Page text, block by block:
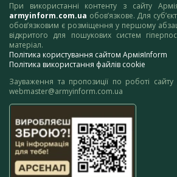
При використанні контенту з сайту
armyinform.com.ua обов’язкове. Для
обов’язковим є розміщення у першому
відкритого для пошукових систем
матеріал.
Політика користування сайтом АрміяInform
Політика використання файлів cookie
Зауваження та пропозиції по роботі
webmaster@armyinform.com.ua